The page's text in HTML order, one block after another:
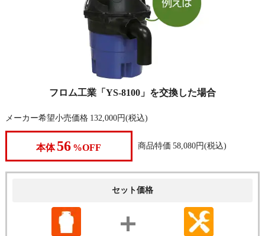
フロム工業「 YS-8100」を交換した場合
メーカー希望小売価格 132,000円(税込)
本体56 %OFF 商品特価 58,080円(税込)
セット価格